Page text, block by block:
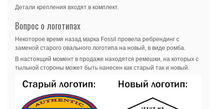
Детали крепления входят в комплект.
Вопрос о логотипах
Некоторое время назад марка Fossil провела ребрендинг с
заменой старого овального логотипа на новый, в виде ромба.
В настоящий момент в продаже находятся ремешки, на которых с
тыльной стороны может быть нанесен как старый так и новый.